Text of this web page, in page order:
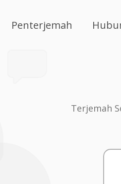
Penterjemah
Terjemah